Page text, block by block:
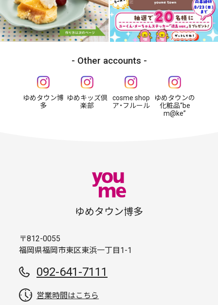
Other accounts
ゆめタウン博
多
ゆめキッズ倶
楽部
cosme shop
ア・フルール
ゆめタウンの
化粧品“be
m@ke”
ゆめタウン博多
〒812-0055
福岡県福岡市東区東浜一丁目1-1
092-641-7111
営業時間はこちら